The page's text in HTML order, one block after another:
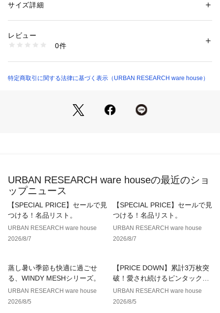
イルと好相性。光沢を抑えたシルバー調の質感が、大人っぽく
ド感をプラスできる、コーデの仕上げにおすすめのアイテムで
※商品画像は、光の当たり具合やパソコンなどの閲覧環境によ
り、実際の色味と異なって見える場合がございます。予めご了
や在庫状況の確認が可能です。
お買い物リストの管理にぜひご利用ください。
性別：メンズ
素材：鉄 真鍮
洗濯：-
※詳しい洗濯方法については、商品の品質表示タグをご覧ください
IT26230-1221030 （ショップ）
サイズ詳細
レビュー
0件
特定商取引に関する法律に基づく表示（URBAN RESEARCH ware house）
URBAN RESEARCH ware houseの最近のショ
ップニュース
【SPECIAL PRICE】セールで見
つける！名品リスト。
URBAN RESEARCH ware house
2026/8/7
【SPECIAL PRICE】セールで見
つける！名品リスト。
URBAN RESEARCH ware house
2026/8/7
蒸し暑い季節も快適に過ごせ
る、WINDY MESHシリーズ。
URBAN RESEARCH ware house
2026/8/5
【PRICE DOWN】累計3万枚突
破！愛され続けるピンタックレ
ースブラウス
URBAN RESEARCH ware house
2026/8/5